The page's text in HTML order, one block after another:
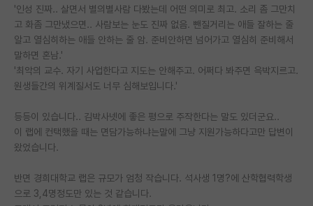
학술 정보 게시판
홍보 게시판
커리어
유학교육
이벤트
반도체 아카데미
재팬라운지 🌸
'인성 진짜.. 살면서 별의별사람 다봤는데 어떤 의미로 최고. 소리 좀 그만치
고 화좀 그만냈으면.. 사람보는 눈도 진짜 없음. 뺀질거리는 애들 잘하는 줄
알고 열심히하는 애들 안하는 줄 암. 준비안하면 넘어가고 열심히 준비해서
말하면 혼남.'
'최악의 교수. 자기 사업한다고 지도는 안해주고. 어쩌다 봐주면 윽박지르고.
원생들간의 위계질서도 너무 심해보입니다.'
등등이 있습니다.. 김박사넷에 좋은 평으로 주작한다는 말도 있더군요..
이 랩에 컨택했을 때는 면담가능하냐는말에 그냥 지원가능하다고만 답변이
왔었습니다.
반면 경희대학교 랩은 규모가 엄청 작습니다. 석사생 1명?에 산학협력학생
으로 3,4명정도만 있는 것 같습니다.